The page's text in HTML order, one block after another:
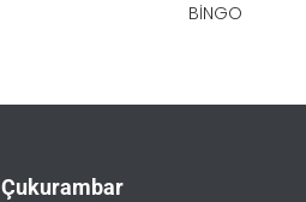
BINGO
Çukurambar